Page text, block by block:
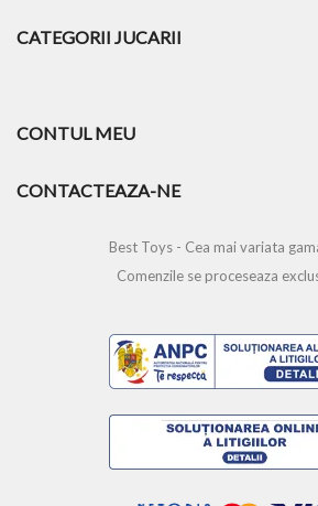
CATEGORII JUCARII
CONTUL MEU
CONTACTEAZA-NE
Best Toys - Cea mai variata
Comenzile se proceseaza